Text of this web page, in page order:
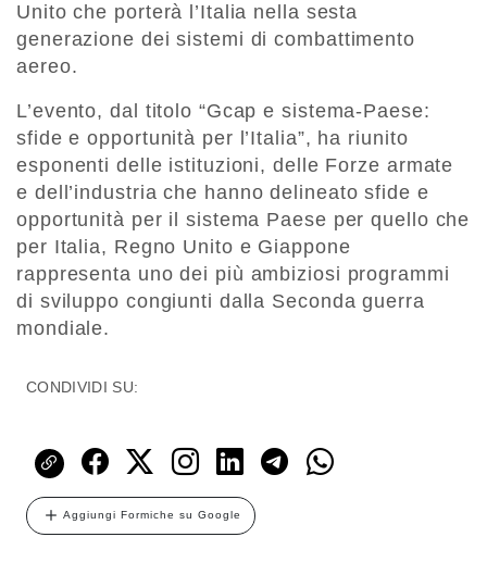
Unito che porterà l’Italia nella sesta
generazione dei sistemi di combattimento
aereo.
L’evento, dal titolo “Gcap e sistema-Paese:
sfide e opportunità per l’Italia”, ha riunito
esponenti delle istituzioni, delle Forze armate
e dell’industria che hanno delineato sfide e
opportunità per il sistema Paese per quello che
per Italia, Regno Unito e Giappone
rappresenta uno dei più ambiziosi programmi
di sviluppo congiunti dalla Seconda guerra
mondiale.
CONDIVIDI SU:
Aggiungi Formiche su Google